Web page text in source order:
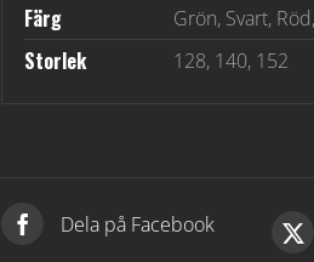
Färg Grön, Svart,
Storlek 128, 140, 152
Dela på Facebook